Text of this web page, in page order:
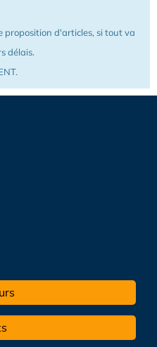
proposition d'articles, si tout va
délais.